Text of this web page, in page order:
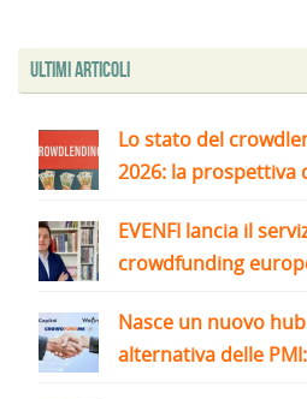
Ultimi articoli
Lo stato del
2026: la prospettiva
EVENFI lancia il
crowdfunding
Nasce un nuovo
alternativa delle